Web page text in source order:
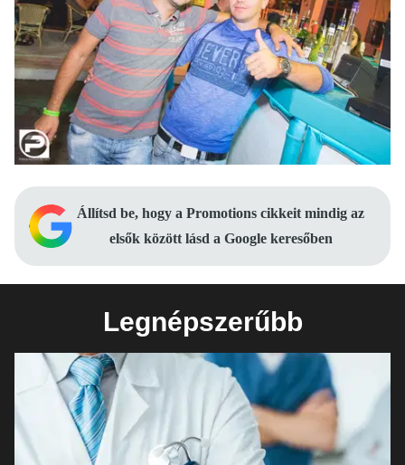
Állítsd be, hogy a Promotions cikkeit mindig az
elsők között lásd a Google keresőben
Legnépszerűbb